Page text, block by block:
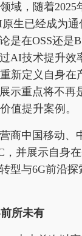
域，随着2025
生已经成为
是在OSS还是
AI技术提升效
新定义自身在
示重点将不再
值提升案例。
商中国移动、
，并展示自身
型与6G前沿
所未有